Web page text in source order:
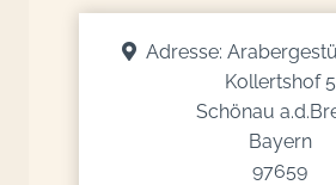
Adresse:
Kollertshof 5
Schönau
Bayern
97659